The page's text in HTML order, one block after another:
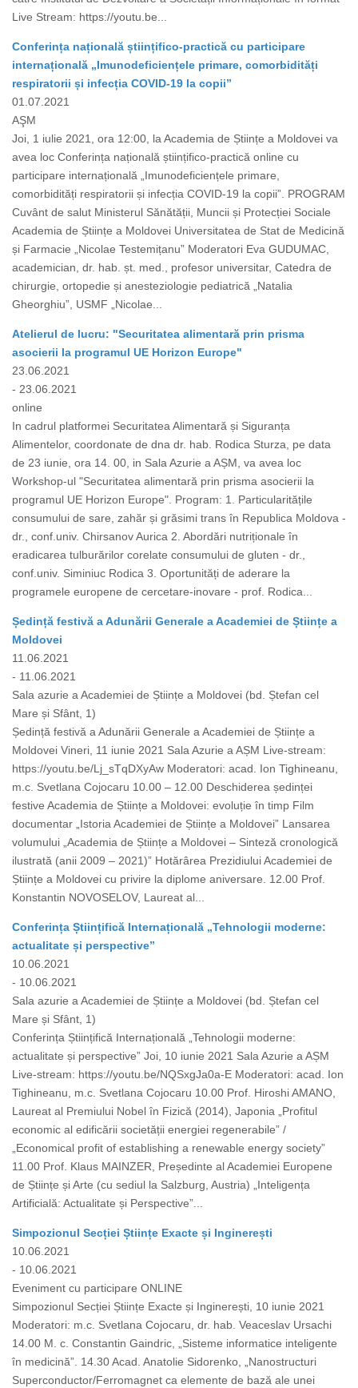
Live Stream: https://youtu.be...
Conferința națională științifico-practică cu participare
internațională „Imunodeficiențele primare, comorbidități
respiratorii și infecția COVID-19 la copii”
01.07.2021
AŞM
Joi, 1 iulie 2021, ora 12:00, la Academia de Științe a Moldovei va
avea loc Conferința națională științifico-practică online cu
participare internațională „Imunodeficiențele primare,
comorbidități respiratorii și infecția COVID-19 la copii”. PROGRAM
Cuvânt de salut Ministerul Sănătății, Muncii și Protecției Sociale
Academia de Științe a Moldovei Universitatea de Stat de Medicină
și Farmacie „Nicolae Testemițanu” Moderatori Eva GUDUMAC,
academician, dr. hab. șt. med., profesor universitar, Catedra de
chirurgie, ortopedie și anesteziologie pediatrică „Natalia
Gheorghiu”, USMF „Nicolae...
Atelierul de lucru: "Securitatea alimentară prin prisma
asocierii la programul UE Horizon Europe"
23.06.2021
- 23.06.2021
online
In cadrul platformei Securitatea Alimentară și Siguranța
Alimentelor, coordonate de dna dr. hab. Rodica Sturza, pe data
de 23 iunie, ora 14. 00, in Sala Azurie a AȘM, va avea loc
Workshop-ul "Securitatea alimentară prin prisma asocierii la
programul UE Horizon Europe". Program: 1. Particularitățile
consumului de sare, zahăr și grăsimi trans în Republica Moldova -
dr., conf.univ. Chirsanov Aurica 2. Abordări nutriționale în
eradicarea tulburărilor corelate consumului de gluten - dr.,
conf.univ. Siminiuc Rodica 3. Oportunități de aderare la
programele europene de cercetare-inovare - prof. Rodica...
Ședință festivă a Adunării Generale a Academiei de Științe a
Moldovei
11.06.2021
- 11.06.2021
Sala azurie a Academiei de Științe a Moldovei (bd. Ștefan cel
Mare și Sfânt, 1)
Ședință festivă a Adunării Generale a Academiei de Științe a
Moldovei Vineri, 11 iunie 2021 Sala Azurie a AȘM Live-stream:
https://youtu.be/Lj_sTqDXyAw Moderatori: acad. Ion Tighineanu,
m.c. Svetlana Cojocaru 10.00 – 12.00 Deschiderea ședinței
festive Academia de Științe a Moldovei: evoluție în timp Film
documentar „Istoria Academiei de Științe a Moldovei” Lansarea
volumului „Academia de Științe a Moldovei – Sinteză cronologică
ilustrată (anii 2009 – 2021)” Hotărârea Prezidiului Academiei de
Științe a Moldovei cu privire la diplome aniversare. 12.00 Prof.
Konstantin NOVOSELOV, Laureat al...
Conferința Științifică Internațională „Tehnologii moderne:
actualitate și perspective”
10.06.2021
- 10.06.2021
Sala azurie a Academiei de Științe a Moldovei (bd. Ștefan cel
Mare și Sfânt, 1)
Conferința Științifică Internațională „Tehnologii moderne:
actualitate și perspective” Joi, 10 iunie 2021 Sala Azurie a AȘM
Live-stream: https://youtu.be/NQSxgJa0a-E Moderatori: acad. Ion
Tighineanu, m.c. Svetlana Cojocaru 10.00 Prof. Hiroshi AMANO,
Laureat al Premiului Nobel în Fizică (2014), Japonia „Profitul
economic al edificării societății energiei regenerabile” /
„Economical profit of establishing a renewable energy society”
11.00 Prof. Klaus MAINZER, Președinte al Academiei Europene
de Științe și Arte (cu sediul la Salzburg, Austria) „Inteligența
Artificială: Actualitate și Perspective”...
Simpozionul Secției Științe Exacte și Inginerești
10.06.2021
- 10.06.2021
Eveniment cu participare ONLINE
Simpozionul Secției Științe Exacte și Inginerești, 10 iunie 2021
Moderatori: m.c. Svetlana Cojocaru, dr. hab. Veaceslav Ursachi
14.00 M. c. Constantin Gaindric, „Sisteme informatice inteligente
în medicină”. 14.30 Acad. Anatolie Sidorenko, „Nanostructuri
Superconductor/Ferromagnet ca elemente de bază ale unei